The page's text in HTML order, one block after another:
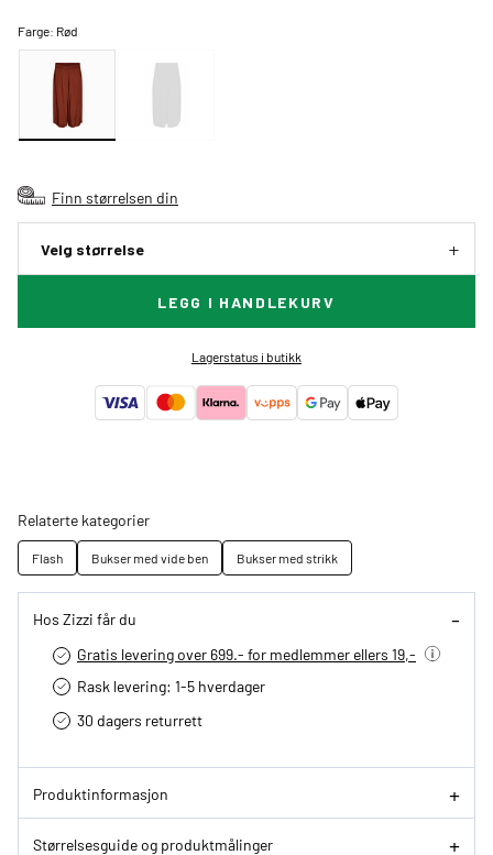
Farge: Rød
Finn størrelsen din
Velg størrelse
LEGG I HANDLEKURV
Lagerstatus i butikk
Relaterte kategorier
Flash Bukser med vide ben Bukser med strikk
Hos Zizzi får du
Gratis levering over 699.- for medlemmer ellers 19,-
Rask levering: 1-5 hverdager
30 dagers returrett
Produktinformasjon
Størrelsesguide og produktmålinger